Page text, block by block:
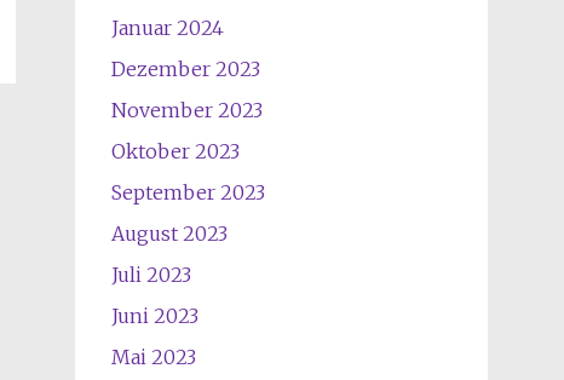
Januar 2024
Dezember 2023
November 2023
Oktober 2023
September 2023
August 2023
Juli 2023
Juni 2023
Mai 2023